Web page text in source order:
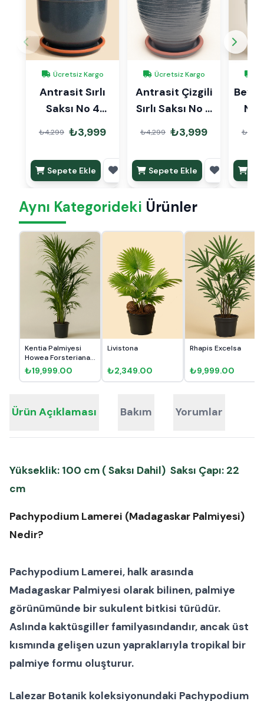
Ücretsiz Kargo
Antrasit Sırlı
Saksı No 4
Ø27cm
₺4,299 ₺3,999
Sepete Ekle
Ücretsiz Kargo
Antrasit Çizgili
Sırlı Saksı No 4
Ø27cm
₺4,299 ₺3,999
Sepete Ekle
Aynı Kategorideki Ürünler
Kentia Palmiyesi
Howea Forsteriana
190cm
₺19,999.00
Livistona
₺2,349.00
Rhapis Excelsa
₺9,999.00
Ürün Açıklaması Bakım Yorumlar
Yükseklik: 100 cm ( Saksı Dahil) Saksı Çapı: 22
cm
Pachypodium Lamerei (Madagaskar Palmiyesi)
Nedir?
Pachypodium Lamerei, halk arasında
Madagaskar Palmiyesi olarak bilinen, palmiye
görünümünde birsukulent bitkisi türüdür.
Aslında kaktüsgiller familyasındandır, ancak üst
kısmında gelişen uzun yapraklarıyla tropikal bir
palmiye formu oluşturur.
Lalezar Botanik koleksiyonundaki Pachypodium